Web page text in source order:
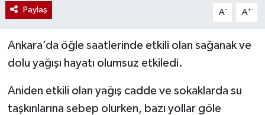
Paylaş A- A+
Ankara’da öğle saatlerinde etkili olan sağanak ve
dolu yağışı hayatı olumsuz etkiledi.
Aniden etkili olan yağış cadde ve sokaklarda su
taşkınlarına sebep olurken, bazı yollar göle